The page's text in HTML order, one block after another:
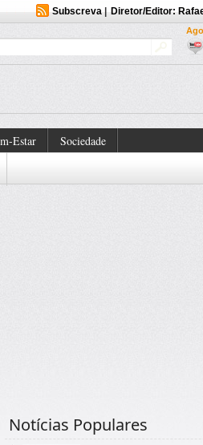
Subscreva| Diretor/Editor:
Estar
Sociedade
Notícias Populares